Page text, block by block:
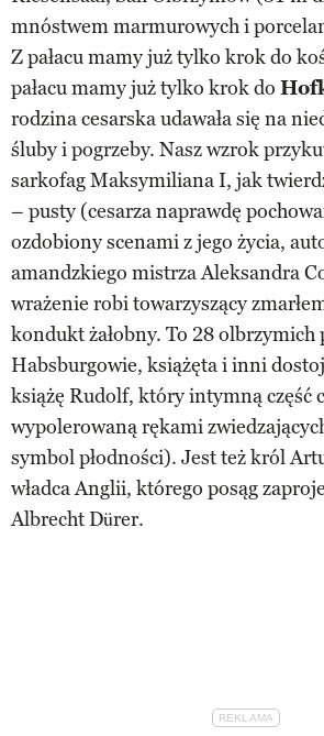
mnóstwem marmurowych i
Z pałacu mamy już tylko krok do
pałacu mamy już tylko krok do
rodzina cesarska udawała się na
śluby i pogrzeby. Nasz wzrok
sarkofag Maksymiliana I, jak
– pusty (cesarza naprawdę
ozdobiony scenami z jego życia,
amandzkiego mistrza Aleksandra
wrażenie robi towarzyszący
kondukt żałobny. To 28 olbrzymich
Habsburgowie, książęta i inni
książę Rudolf, który intymną część
wypolerowaną rękami
symbol płodności). Jest też król
władca Anglii, którego posąg
Albrecht Dürer.